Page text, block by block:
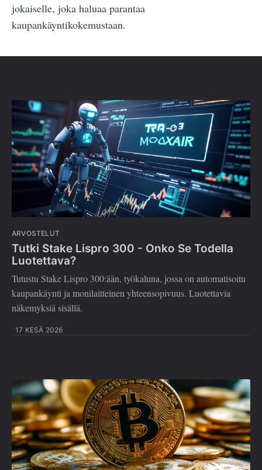
jokaiselle, joka haluaa parantaa
kaupankäyntikokemustaan.
ARVOSTELUT
Tutki Stake Lispro 300 - Onko Se Todella
Luotettava?
Tutustu Stake Lispro 300:ään, työkaluna, jossa on automatisoitu
kaupankäynti ja monilaitteinen yhteensopivuus. Luotettavia
näkemyksiä sisällä.
17 KESÄ 2026